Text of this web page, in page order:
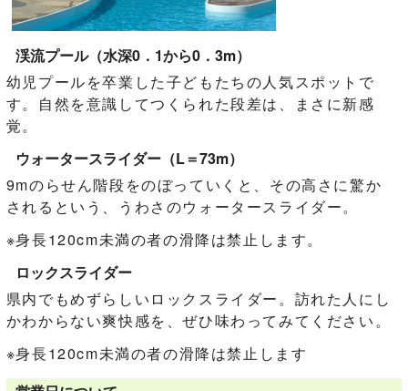
渓流プール（水深0．1から0．3m）
幼児プールを卒業した子どもたちの人気スポットで
す。自然を意識してつくられた段差は、まさに新感
覚。
ウォータースライダー（L＝73m）
9mのらせん階段をのぼっていくと、その高さに驚か
されるという、うわさのウォータースライダー。
※身長120cm未満の者の滑降は禁止します。
ロックスライダー
県内でもめずらしいロックスライダー。訪れた人にし
かわからない爽快感を、ぜひ味わってみてください。
※身長120cm未満の者の滑降は禁止します